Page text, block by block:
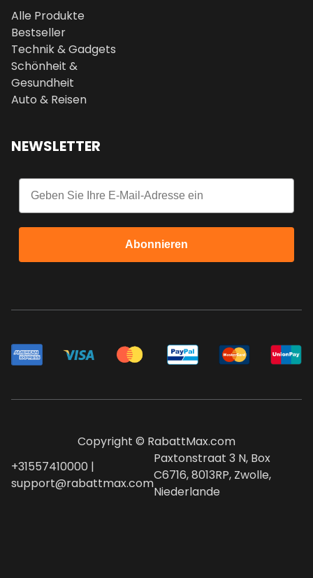
Alle Produkte
Bestseller
Technik & Gadgets
Schönheit &
Gesundheit
Auto & Reisen
NEWSLETTER
Email
Abonnieren
Copyright © RabattMax.com
+31557410000 |
support@rabattmax.com
Paxtonstraat 3 N, Box
C6716, 8013RP, Zwolle,
Niederlande